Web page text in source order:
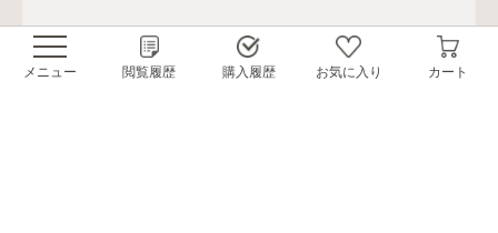
メニュー 閲覧履歴 購入履歴 お気に入り カート
ご利用ガイド